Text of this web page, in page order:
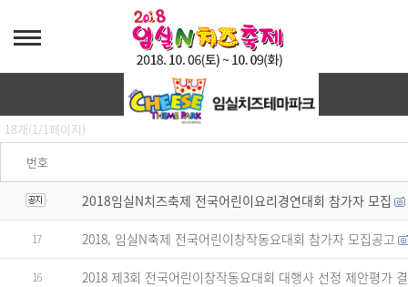
공지사항
18개(1/1페이지)
번호
2018임실N치즈축제 전국어린이요리경연대회 참가자 모집
17 2018, 임실N축제 전국어린이창작동요대회 참가자 모집공고
16 2018 제3회 전국어린이창작동요대회 대행사 선정 제안평가